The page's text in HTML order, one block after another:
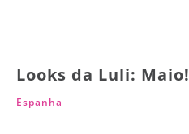
Looks da Luli: Maio!
Espanha